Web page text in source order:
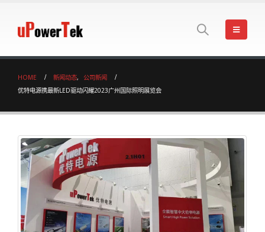
HOME 新闻动态,
公司新闻
优特电源携最新LED驱动闪耀2023广州国际照明展览会